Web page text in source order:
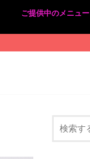
ご提供中のメニュー